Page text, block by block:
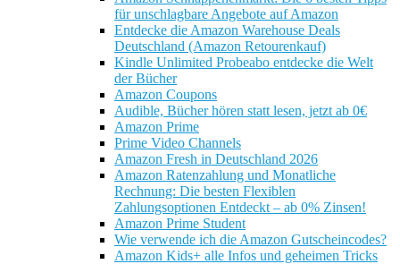
für unschlagbare Angebote auf Amazon
Entdecke die Amazon Warehouse Deals
Deutschland (Amazon Retourenkauf)
Kindle Unlimited Probeabo entdecke die Welt
der Bücher
Amazon Coupons
Audible, Bücher hören statt lesen, jetzt ab 0€
Amazon Prime
Prime Video Channels
Amazon Fresh in Deutschland 2026
Amazon Ratenzahlung und Monatliche
Rechnung: Die besten Flexiblen
Zahlungsoptionen Entdeckt – ab 0% Zinsen!
Amazon Prime Student
Wie verwende ich die Amazon Gutscheincodes?
Amazon Kids+ alle Infos und geheimen Tricks